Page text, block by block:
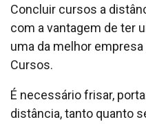
Concluir cursos a
com a vantagem de ter
uma da melhor empresa
Cursos.
É necessário frisar,
distância, tanto quanto